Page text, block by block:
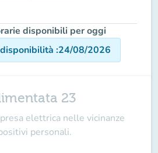
disponibili per oggi
:24/08/2026
23
elettrica nelle vicinanze
personali.